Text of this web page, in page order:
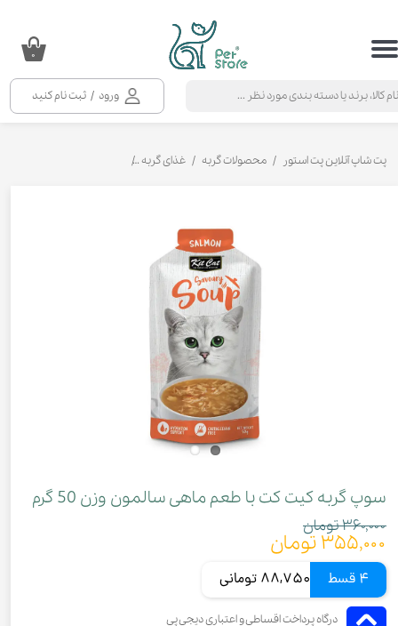
ورود / ثبت نام کنید
حساب کاربری من
خروج از حساب کاربری
۰
پت شاپ آنلاین پت استور محصولات گربه غذای گربه
سوپ گربه کیت کت با طعم ماهی سالمون وزن 50 گرم
۳۶۰,۰۰۰ تومان
۳۵۵,۰۰۰ تومان
4 قسط 88,750 تومانی